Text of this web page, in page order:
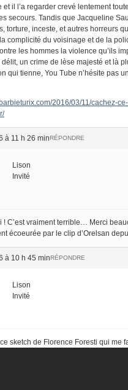
et il l’a regarder crevé lentement
secours. Tandis que Jacqueline
torture, inceste, et autres horreurs
complicité du voisinage et de la
les hommes la violence qu’ils
un crime de lèse majesté et là
qui tienne, You Tube n’hésite pas
2016/03/11/cachez-
à 11 h 26 minRÉPONDRE
Lison
Invité
! C’est vraiment terrible… Merci
écoeurée par le clip d’Orelsan
à 10 h 45 minRÉPONDRE
Lison
Invité
sketch de Florence Foresti qui me